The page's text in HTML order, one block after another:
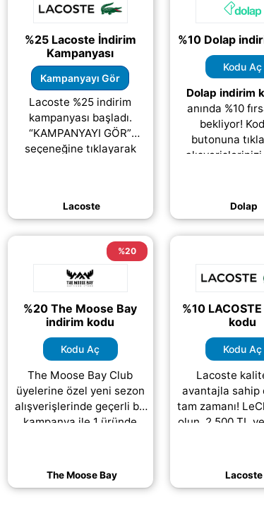
%25 Lacoste İndirim
Kampanyası
Kampanyayı Gör
Lacoste %25 indirim
kampanyası başladı.
“KAMPANYAYI GÖR”
seçeneğine tıklayarak
ücretsiz şekilde
(daha&helliip;)
Lacoste
%10 Dolap
Kodu Aç
Dolap indirim
anında %10
bekliyor!
butonuna
alışverişlerinizi
Dolap
%20
%20 The Moose Bay
indirim kodu
Kodu Aç
The Moose Bay Club
üyelerine özel yeni sezon
alışverişlerinde geçerli bu
kampanya ile 1 üründe
indirim fırsatını
(daha&helliip;)
The Moose Bay
%10
kodu
Kodu Aç
Lacoste
avantajla sahip
tam zamanı!
olun, 2.500 TL
Lacoste